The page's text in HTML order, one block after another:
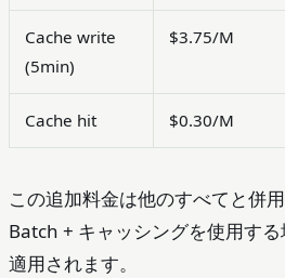
Cache write
(5min)
$3.75/M
Cache hit $0.30/M
この追加料金は他のすべてと併
Batch + キャッシングを使用す
適用されます。